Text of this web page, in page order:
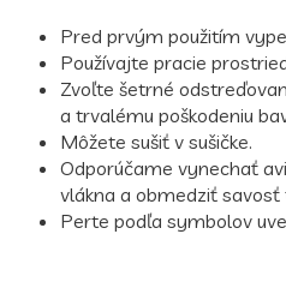
Pred prvým použitím
Používajte pracie
Zvoľte šetrné
a trvalému poškodeniu
Môžete sušiť v sušičke.
Odporúčame vynechať
vlákna a obmedziť savosť
Perte podľa symbolov